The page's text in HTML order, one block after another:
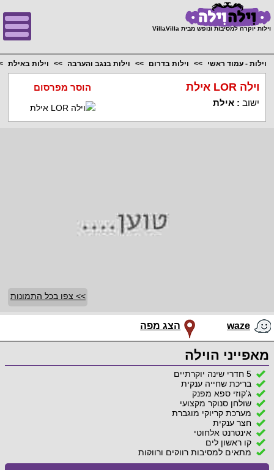
וילות יוקרה למסיבות ונופש מבית VillaVilla
וילות - עמוד ראשי וילות בדרום וילות בנגב והערבה וילות באילת
וילה LOR אילת
ישוב :אילת
הוסר מפרסום
>> צפו בכל התמונות
waze הצג מפה
מאפייני הוילה
5 חדרי שינה יוקרתיים
בריכת שחייה ענקית
ג'קוזי ספא מפנק
שולחן סנוקר מקצועי
מערכת קריוקי מוגברת
חצר ענקית
אינטרנט אלחוטי
קו ראשון לים
מתאים למסיבות רווקים ורווקות